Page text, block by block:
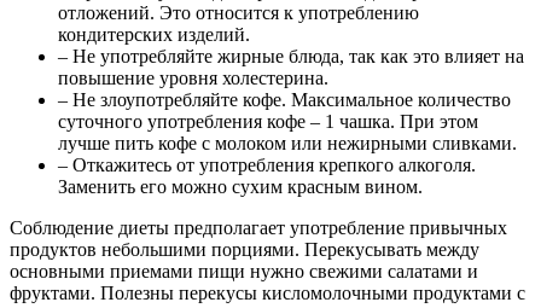
отложений. Это относится к употреблению
кондитерских изделий.
– Не употребляйте жирные блюда, так как это влияет на
повышение уровня холестерина.
– Не злоупотребляйте кофе. Максимальное количество
суточного употребления кофе – 1 чашка. При этом
лучше пить кофе с молоком или нежирными сливками.
– Откажитесь от употребления крепкого алкоголя.
Заменить его можно сухим красным вином.
Соблюдение диеты предполагает употребление привычных
продуктов небольшими порциями. Перекусывать между
основными приемами пищи нужно свежими салатами и
фруктами. Полезны перекусы кисломолочными продуктами с